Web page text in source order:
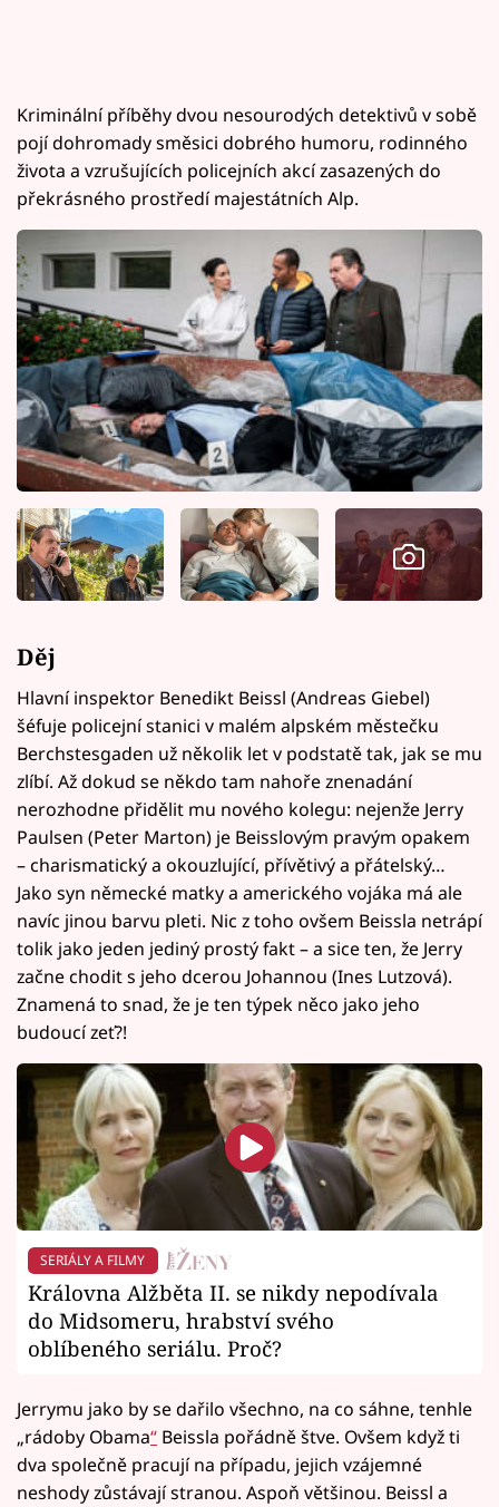
Kriminální příběhy dvou nesourodých detektivů v sobě
pojí dohromady směsici dobrého humoru, rodinného
života a vzrušujících policejních akcí zasazených do
překrásného prostředí majestátních Alp.
Děj
Hlavní inspektor Benedikt Beissl (Andreas Giebel)
šéfuje policejní stanici v malém alpském městečku
Berchstesgaden už několik let v podstatě tak, jak se mu
zlíbí. Až dokud se někdo tam nahoře znenadání
nerozhodne přidělit mu nového kolegu: nejenže Jerry
Paulsen (Peter Marton) je Beisslovým pravým opakem
– charismatický a okouzlující, přívětivý a přátelský…
Jako syn německé matky a amerického vojáka má ale
navíc jinou barvu pleti. Nic z toho ovšem Beissla netrápí
tolik jako jeden jediný prostý fakt – a sice ten, že Jerry
začne chodit s jeho dcerou Johannou (Ines Lutzová).
Znamená to snad, že je ten týpek něco jako jeho
budoucí zeť?!
SERIÁLY A FILMY
Královna Alžběta II. se nikdy nepodívala
do Midsomeru, hrabství svého
oblíbeného seriálu. Proč?
Jerrymu jako by se dařilo všechno, na co sáhne, tenhle
„rádoby Obama“ Beissla pořádně štve. Ovšem když ti
dva společně pracují na případu, jejich vzájemné
neshody zůstávají stranou. Aspoň většinou. Beissl a